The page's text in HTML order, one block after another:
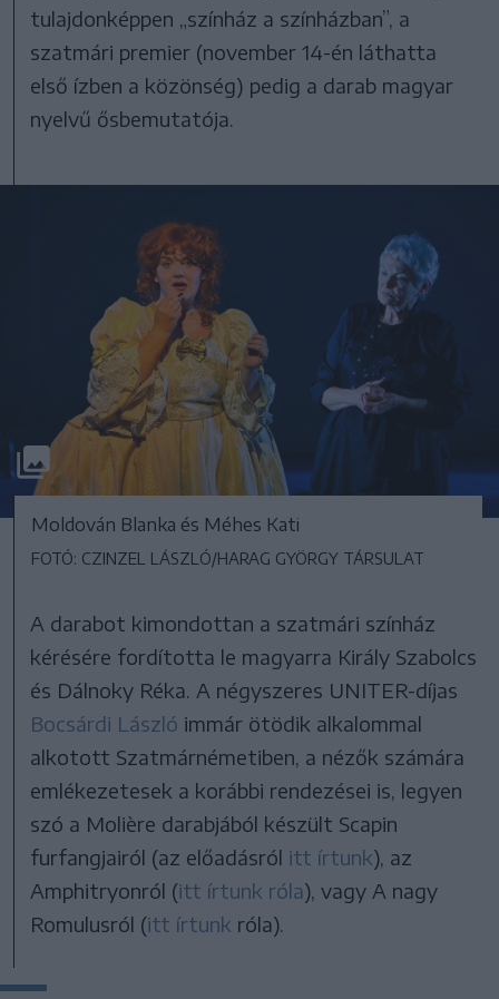
tulajdonképpen „színház a színházban”, a
szatmári premier (november 14-én láthatta
első ízben a közönség) pedig a darab magyar
nyelvű ősbemutatója.
Moldován Blanka és Méhes Kati
FOTÓ: CZINZEL LÁSZLÓ/HARAG GYÖRGY TÁRSULAT
A darabot kimondottan a szatmári színház
kérésére fordította le magyarra Király Szabolcs
és Dálnoky Réka. A négyszeres UNITER-díjas
Bocsárdi László immár ötödik alkalommal
alkotott Szatmárnémetiben, a nézők számára
emlékezetesek a korábbi rendezései is, legyen
szó a Molière darabjából készült Scapin
furfangjairól (az előadásról itt írtunk), az
Amphitryonról (itt írtunk róla), vagy A nagy
Romulusról (itt írtunk róla).